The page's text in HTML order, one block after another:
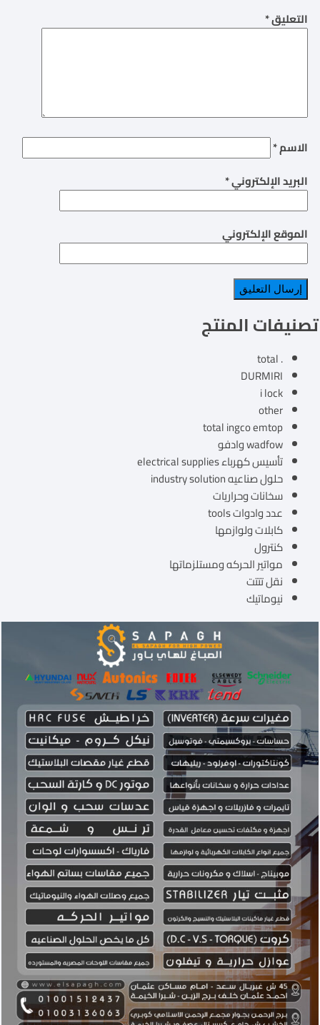
التعليق*
الاسم*
البريد الإلكتروني*
الموقع الإلكتروني
تصنيفات المنتج
. total
DURMIRI
i lock
other
total ingco emtop
wadfow وادفو
تأسيس كهرباء electrical supplies
حلول صناعيه industry solution
سخانات وحراريات
عدد وادوات tools
كابلات ولوازمها
كنترول
مواتير الحركه ومستلزماتها
نقل تتتت
نيوماتيك